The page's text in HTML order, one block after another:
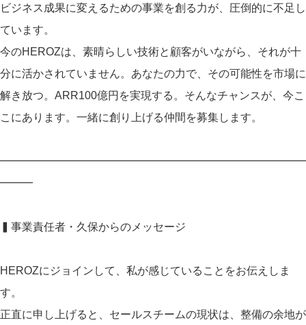
ビジネス成果に変えるための事業を創る力が、圧倒的に不足し
ています。
今のHEROZは、素晴らしい技術と顧客がいながら、それが十
分に活かされていません。あなたの力で、その可能性を市場に
解き放つ。ARR100億円を実現する。そんなチャンスが、今こ
こにあります。一緒に創り上げる仲間を募集します。
━━━━━━━━━━━━━━━━━━━━━━━━━━━━
━━━
▍事業責任者・久保からのメッセージ
HEROZにジョインして、私が感じていることをお伝えしま
す。
正直に申し上げると、セールスチームの現状は、整備の余地が